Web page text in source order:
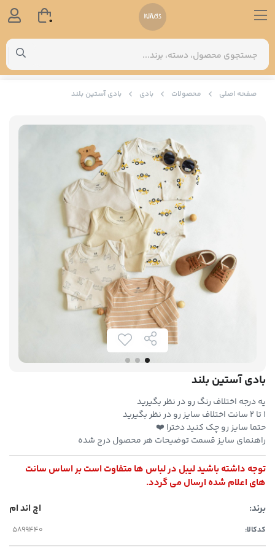
صفحه اصلی محصولات بادی بادی آستین بلند
بادی آستین بلند
یه درجه اختلاف رنگ رو در نظر بگیرید
۱ تا ۲ سانت اختلاف سایز رو در نظر بگیرید
حتما سایز رو چک کنید دخترا ❤️
راهنمای سایز قسمت توضیحات هر محصول درج شده
توجه داشته باشید لیبل در لباس ها متفاوت است بر اساس سانت
های اعلام شده ارسال می گردد.
برند:
اچ اند ام
کدکالا:
0